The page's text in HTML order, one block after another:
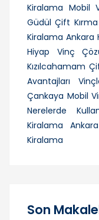
Kiralama Mobil
Güdül Çift
Kiralama Ankara
Hiyap Vinç
Kızılcahamam
Avantajları
Çankaya Mobil
Nerelerde
Kiralama
Kiralama
Son